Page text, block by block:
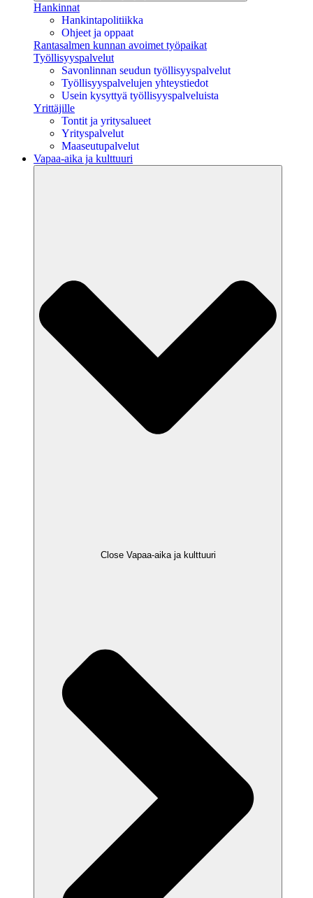
Hankinnat
Hankintapolitiikka
Ohjeet ja oppaat
Rantasalmen kunnan avoimet työpaikat
Työllisyyspalvelut
Savonlinnan seudun työllisyyspalvelut
Työllisyyspalvelujen yhteystiedot
Usein kysyttyä työllisyyspalveluista
Yrittäjille
Tontit ja yritysalueet
Yrityspalvelut
Maaseutupalvelut
Vapaa-aika ja kulttuuri
Close Vapaa-aika ja kulttuuri